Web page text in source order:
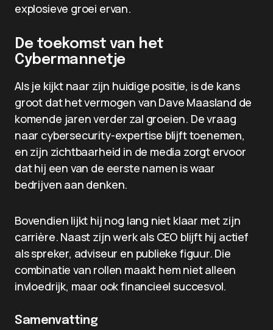
explosieve groei ervan.
De toekomst van het
Cybermannetje
Als je kijkt naar zijn huidige positie, is de kans
groot dat het vermogen van Dave Maasland de
komende jaren verder zal groeien. De vraag
naar cybersecurity-expertise blijft toenemen,
en zijn zichtbaarheid in de media zorgt ervoor
dat hij een van de eerste namen is waar
bedrijven aan denken.
Bovendien lijkt hij nog lang niet klaar met zijn
carrière. Naast zijn werk als CEO blijft hij actief
als spreker, adviseur en publieke figuur. Die
combinatie van rollen maakt hem niet alleen
invloedrijk, maar ook financieel succesvol.
Samenvatting